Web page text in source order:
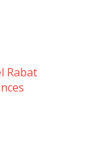
Rabat